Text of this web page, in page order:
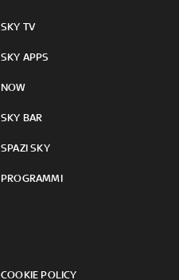
SKY TV
SKY APPS
NOW
SKY BAR
SPAZI SKY
PROGRAMMI
COOKIE POLICY